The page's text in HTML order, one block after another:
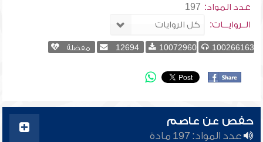
عدد المواد: 197
الــروايـــات:
100266163
10072960
12694 مفضلة
حفص عن عاصم
عدد المواد: 197 مادة